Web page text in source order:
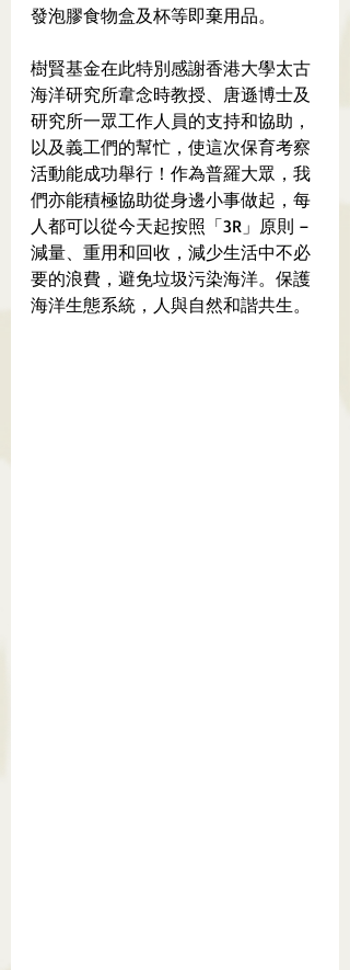
發泡膠食物盒及杯等即棄用品。
樹賢基金在此特別感謝香港大學太古
海洋研究所韋念時教授、唐遜博士及
研究所一眾工作人員的支持和協助，
以及義工們的幫忙，使這次保育考察
活動能成功舉行！作為普羅大眾，我
們亦能積極協助從身邊小事做起，每
人都可以從今天起按照「3R」原則 –
減量、重用和回收，減少生活中不必
要的浪費，避免垃圾污染海洋。保護
海洋生態系統，人與自然和諧共生。